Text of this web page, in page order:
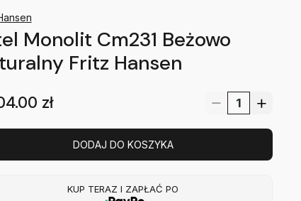
Monolit Cm231 Beżowo
Fritz Hansen
zł
DODAJ DO KOSZYKA
KUP TERAZ I ZAPŁAĆ PO